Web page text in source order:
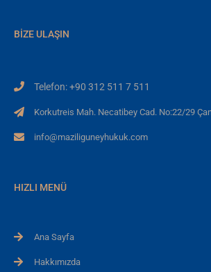
BIZE ULAŞIN
Telefon: +90 312 511 7 511
Korkutreis Mah. Necatibey Cad. No:22/29
info@maziliguneyhukuk.com
HIZLI MENÜ
Ana Sayfa
Hakkımızda